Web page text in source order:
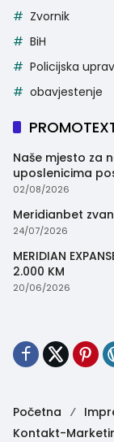
Zvornik
BiH
Policijska
obavjestenje
Naše mjesto za
uposlenicima
trenutak
02/08/2026
Meridianbet
24/07/2026
MERIDIAN
2.000 KM
20/06/2026
Početna
Kontakt-